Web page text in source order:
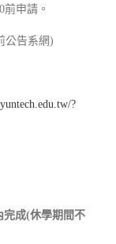
申請。
公告系網)
?
完成(休學期間不